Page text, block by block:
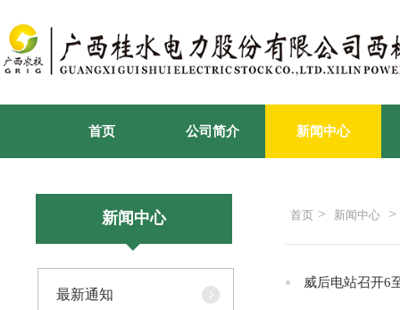
首页 公司简介 新闻中心
新闻中心
最新通知
首页 > 新闻中心 >
威后电站召开6